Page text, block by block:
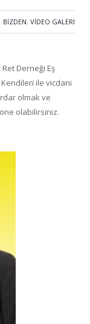
BIZDEN, VIDEO GALERI
Derneği Eş
ile vicdani
olmak ve
olabilirsiniz.